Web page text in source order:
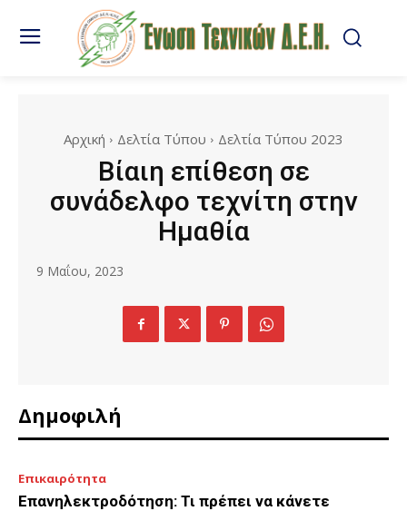
Αρχική Δελτία Τύπου Δελτία Τύπου 2023
Βίαιη επίθεση σε
συνάδελφο τεχνίτη στην
Ημαθία
9 Μαΐου, 2023
Δημοφιλή
Επικαιρότητα
Επανηλεκτροδότηση: Τι πρέπει να κάνετε